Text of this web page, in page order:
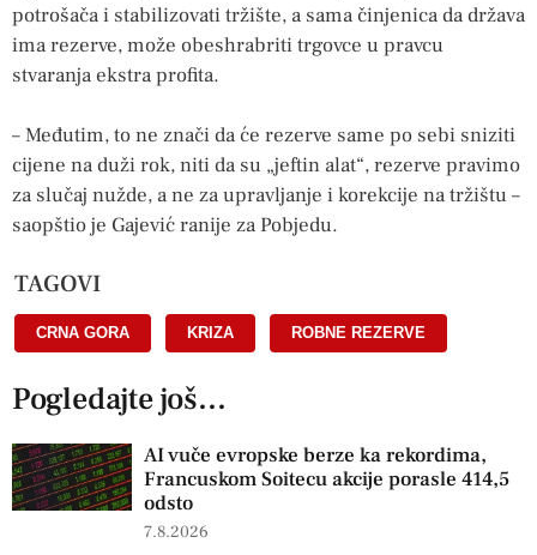
potrošača i stabilizovati tržište, a sama činjenica da država
ima rezerve, može obeshrabriti trgovce u pravcu
stvaranja ekstra profita.
– Međutim, to ne znači da će rezerve same po sebi sniziti
cijene na duži rok, niti da su „jeftin alat“, rezerve pravimo
za slučaj nužde, a ne za upravljanje i korekcije na tržištu –
saopštio je Gajević ranije za Pobjedu.
TAGOVI
CRNA GORA KRIZA ROBNE REZERVE
Pogledajte još...
AI vuče evropske berze ka rekordima,
Francuskom Soitecu akcije porasle 414,5
odsto
7.8.2026